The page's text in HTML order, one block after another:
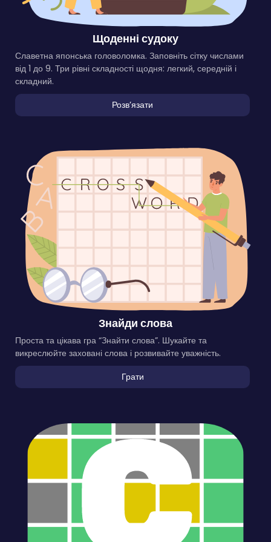
Щоденні судоку
Славетна японська головоломка. Заповніть сітку числами
від 1 до 9. Три рівні складності щодня: легкий, середній і
складний.
Розвʼязати
Знайди слова
Проста та цікава гра “Знайти слова”. Шукайте та
викреслюйте заховані слова і розвивайте уважність.
Грати